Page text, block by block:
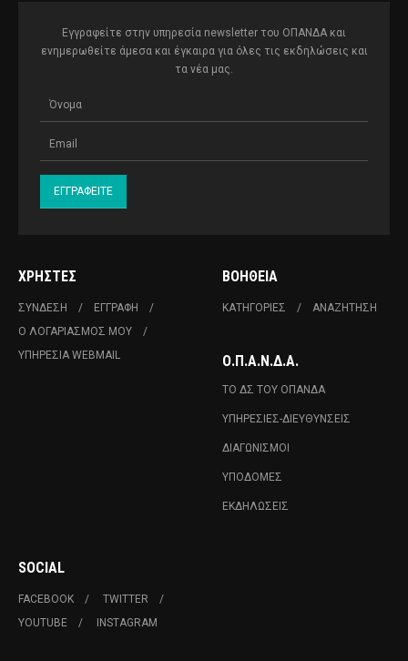
Εγγραφείτε στην υπηρεσία newsletter του ΟΠΑΝΔΑ και
ενημερωθείτε άμεσα και έγκαιρα για όλες τις εκδηλώσεις και
τα νέα μας.
ΧΡΉΣΤΕΣ
ΣΎΝΔΕΣΗ
ΕΓΓΡΑΦΉ
Ο ΛΟΓΑΡΙΑΣΜΌΣ ΜΟΥ
ΥΠΗΡΕΣΊΑ WEBMAIL
ΒΟΉΘΕΙΑ
ΚΑΤΗΓΟΡΊΕΣ ΑΝΑΖΉΤΗΣΗ
Ο.Π.Α.Ν.Δ.Α.
ΤΟ ΔΣ ΤΟΥ ΟΠΑΝΔΑ
ΥΠΗΡΕΣΊΕΣ-ΔΙΕΥΘΎΝΣΕΙΣ
ΔΙΑΓΩΝΙΣΜΟΊ
ΥΠΟΔΟΜΈΣ
ΕΚΔΗΛΏΣΕΙΣ
SOCIAL
FACEBOOK
TWITTER
YOUTUBE
INSTAGRAM